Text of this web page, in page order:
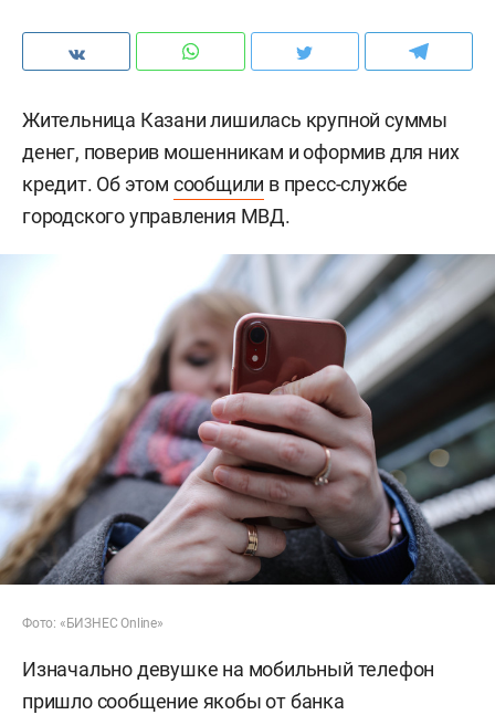
Жительница Казани лишилась крупной суммы
денег, поверив мошенникам и оформив для них
кредит. Об этом сообщили в пресс-службе
городского управления МВД.
Фото: «БИЗНЕС Online»
Изначально девушке на мобильный телефон
пришло сообщение якобы от банка